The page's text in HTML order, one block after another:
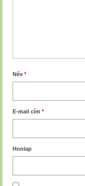
Név *
E-mail cím *
Honlap